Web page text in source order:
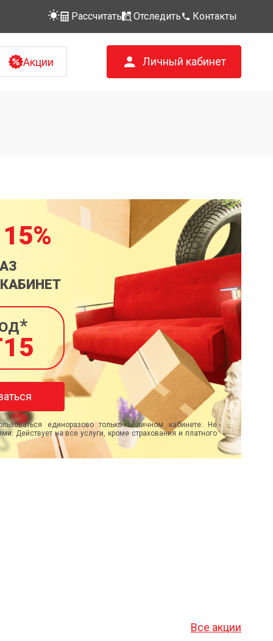
Рассчитать Отследить Контакты
Акции Личный кабинет
единоразово только в личном кабинете. Не
Действует на все услуги, кроме страхования и платного
Все акции